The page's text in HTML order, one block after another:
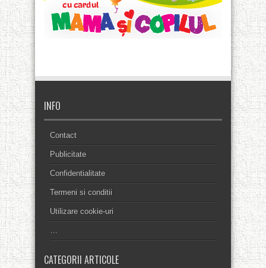
INFO
Contact
Publicitate
Confidentialitate
Termeni si conditii
Utilizare cookie-uri
…
CATEGORII ARTICOLE